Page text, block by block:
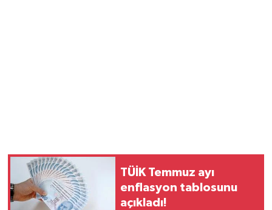
TÜİK Temmuz ayı
enflasyon tablosunu
açıkladı!